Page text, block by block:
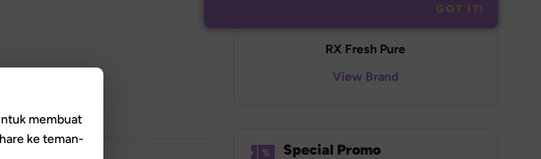
GOT IT!
RX Fresh Pure
View Brand
Special Promo
membuat
ke teman-